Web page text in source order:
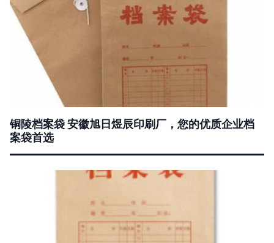
铜陵档案袋 安徽旭日煜辰印刷厂，您的优质企业档
案袋首选